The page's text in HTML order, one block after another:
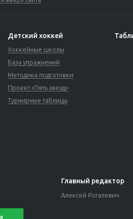
Детский хоккей
Хоккейные школы
База упражнений
Методика подготовки
Проект «Пять звезд»
Турнирные таблицы
Главный редактор
Алексей Рогалевич